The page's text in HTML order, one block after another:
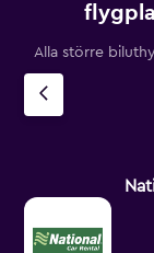
Alla större